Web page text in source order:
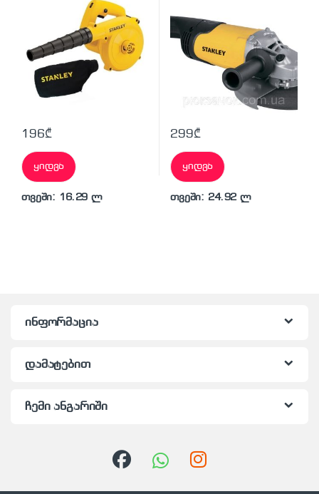
196₾
ყიდვა
თვეში: 16.29 ლ
299₾
ყიდვა
თვეში: 24.92 ლ
ინფორმაცია
დამატებით
ჩემი ანგარიში